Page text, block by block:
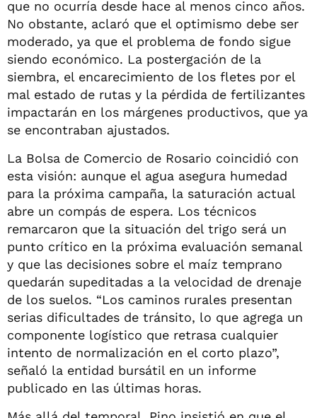
que no ocurría desde hace al menos cinco años.
No obstante, aclaró que el optimismo debe ser
moderado, ya que el problema de fondo sigue
siendo económico. La postergación de la
siembra, el encarecimiento de los fletes por el
mal estado de rutas y la pérdida de fertilizantes
impactarán en los márgenes productivos, que ya
se encontraban ajustados.
La Bolsa de Comercio de Rosario coincidió con
esta visión: aunque el agua asegura humedad
para la próxima campaña, la saturación actual
abre un compás de espera. Los técnicos
remarcaron que la situación del trigo será un
punto crítico en la próxima evaluación semanal
y que las decisiones sobre el maíz temprano
quedarán supeditadas a la velocidad de drenaje
de los suelos. “Los caminos rurales presentan
serias dificultades de tránsito, lo que agrega un
componente logístico que retrasa cualquier
intento de normalización en el corto plazo”,
señaló la entidad bursátil en un informe
publicado en las últimas horas.